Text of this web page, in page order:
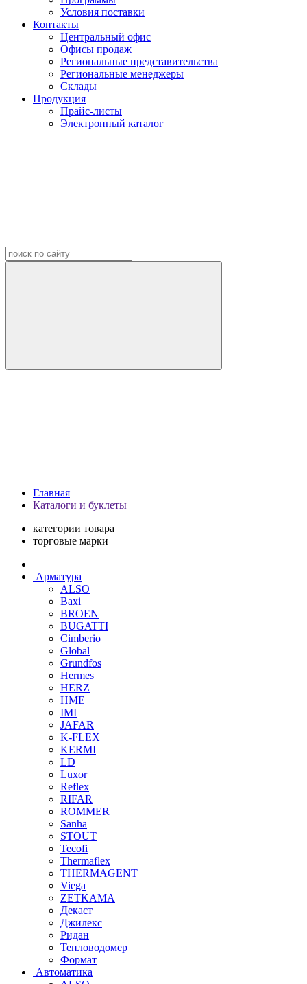
Условия поставки
Контакты
Центральный офис
Офисы продаж
Региональные представительства
Региональные менеджеры
Склады
Продукция
Прайс-листы
Электронный каталог
Главная
Каталоги и буклеты
категории товара
торговые марки
Арматура
ALSO
Baxi
BROEN
BUGATTI
Cimberio
Global
Grundfos
Hermes
HERZ
HME
IMI
JAFAR
K-FLEX
KERMI
LD
Luxor
Reflex
RIFAR
ROMMER
Sanha
STOUT
Tecofi
Thermaflex
THERMAGENT
Viega
ZETKAMA
Декаст
Джилекс
Ридан
Тепловодомер
Формат
Автоматика